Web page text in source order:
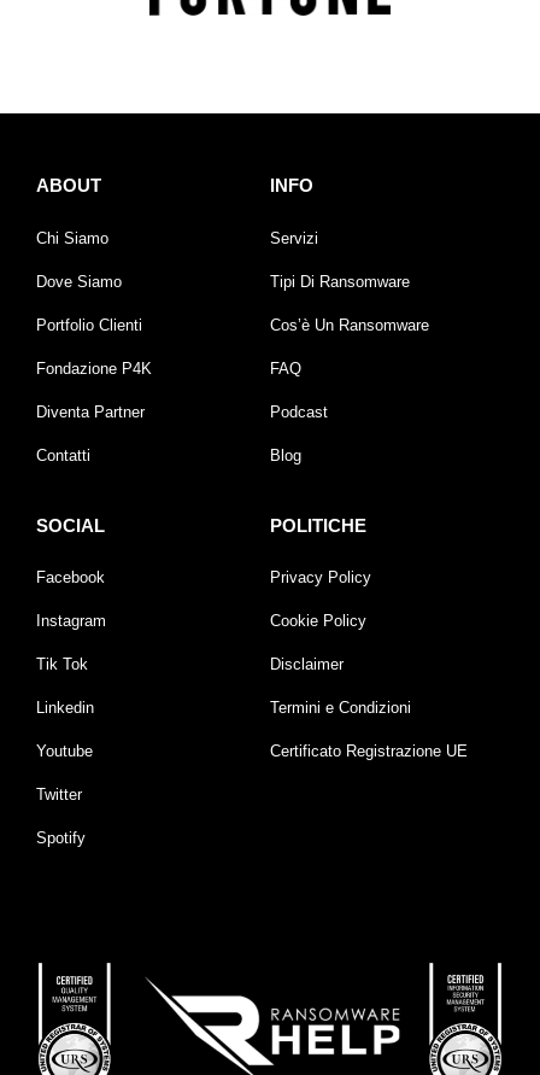
ABOUT
Chi Siamo
Dove Siamo
Portfolio Clienti
Fondazione P4K
Diventa Partner
Contatti
INFO
Servizi
Tipi Di Ransomware
Cos’è Un Ransomware
FAQ
Podcast
Blog
SOCIAL
Facebook
Instagram
Tik Tok
Linkedin
Youtube
Twitter
Spotify
POLITICHE
Privacy Policy
Cookie Policy
Disclaimer
Termini e Condizioni
Certificato Registrazione UE